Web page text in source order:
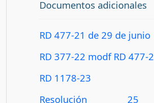
Documentos adicionales
RD 477-21 de 29 de junio
RD 377-22 modf RD 477-
RD 1178-23
Resolución